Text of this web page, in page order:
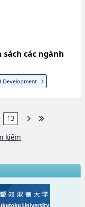
các ngành
Development
13
kiếm